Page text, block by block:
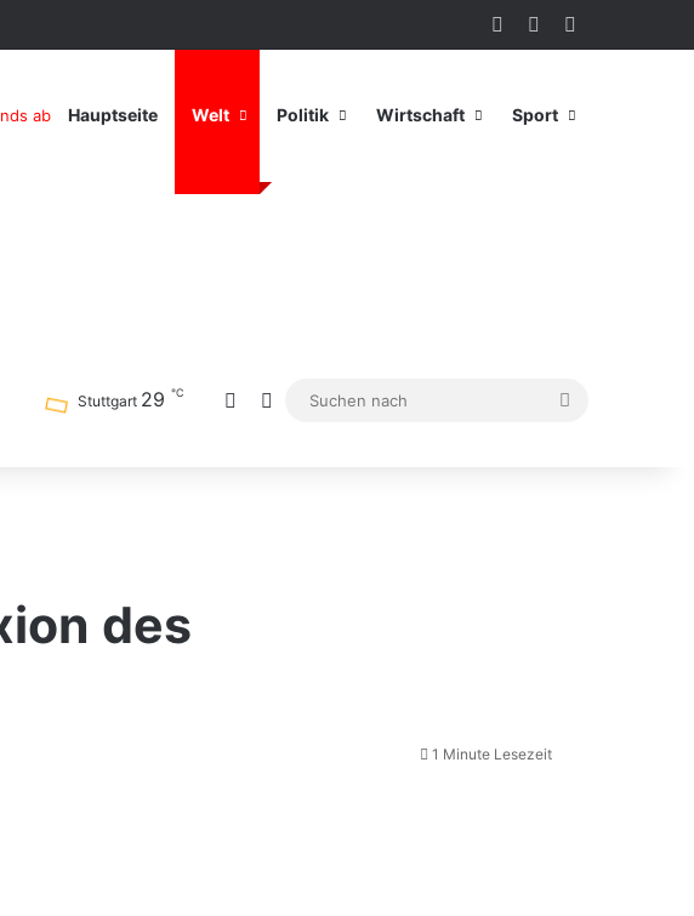
AnmeldenZufälliger Artikel
ab Hauptseite Welt Politik Wirtschaft Sport
Stuttgart 29 ℃ SidebarSkin umschalten
Suchen
des
1 Minute Lesezeit